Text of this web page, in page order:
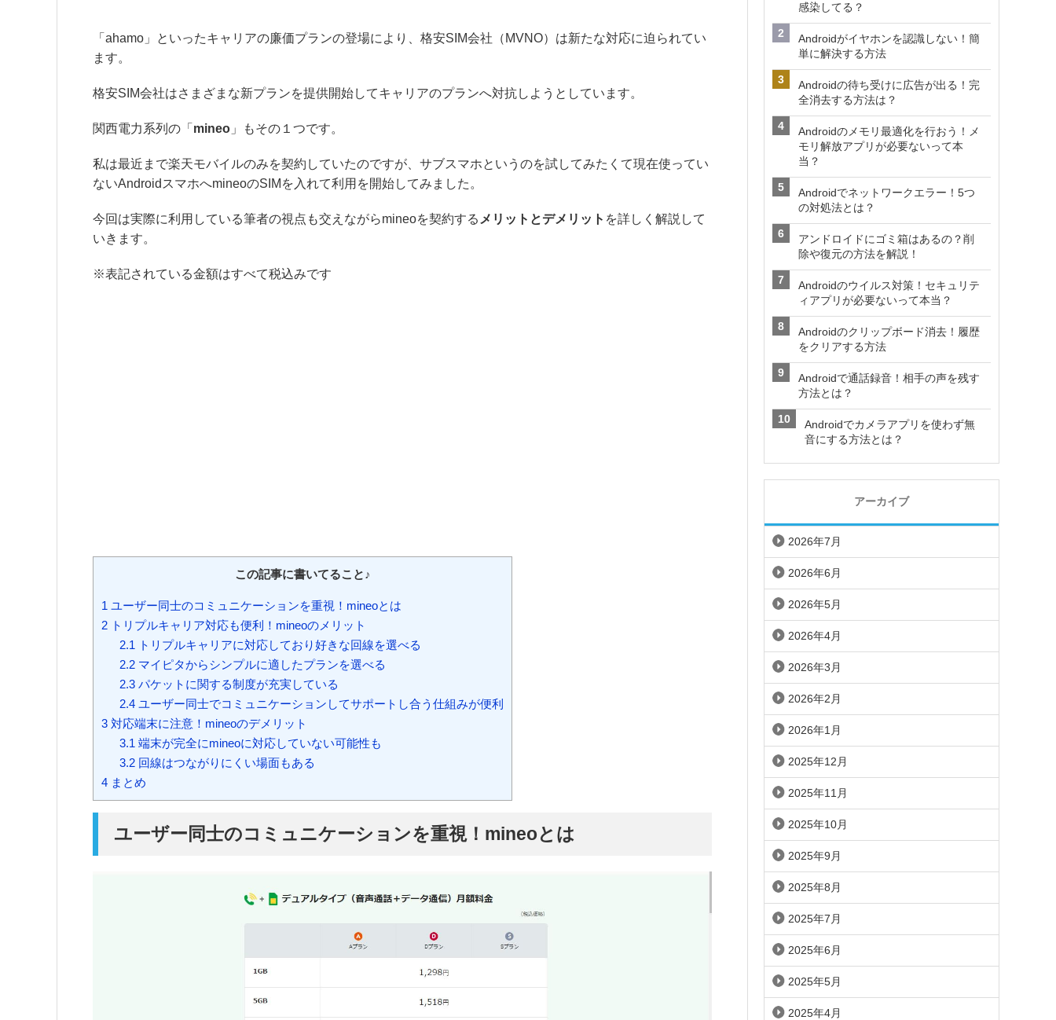
「ahamo」といったキャリアの廉価プランの登場により、格安SIM会社（MVNO）は新たな対応に迫られてい
ます。
格安SIM会社はさまざまな新プランを提供開始してキャリアのプランへ対抗しようとしています。
関西電力系列の「 mineo 」もその１つです。
私は最近まで楽天モバイルのみを契約していたのですが、サブスマホというのを試してみたくて現在使ってい
ないAndroidスマホへmineoのSIMを入れて利用を開始してみました。
今回は実際に利用している筆者の視点も交えながらmineoを契約する メリットとデメリット を詳しく解説して
いきます。
※表記されている金額はすべて税込みです
この記事に書いてること♪
1 ユーザー同士のコミュニケーションを重視！mineoとは
2 トリプルキャリア対応も便利！mineoのメリット
2.1 トリプルキャリアに対応しており好きな回線を選べる
2.2マイピタからシンプルに適したプランを選べる
2.3パケットに関する制度が充実している
2.4ユーザー同士でコミュニケーションしてサポートし合う仕組みが便利
3 対応端末に注意！mineoのデメリット
3.1 端末が完全にmineoに対応していない可能性も
3.2回線はつながりにくい場面もある
4 まとめ
ユーザー同士のコミュニケーションを重視！mineoとは
感染してる？
Androidがイヤホンを認識しない！簡
単に解決する方法
Androidの待ち受けに広告が出る！完
全消去する方法は？
Androidのメモリ最適化を行おう！メ
モリ解放アプリが必要ないって本
当？
Androidでネットワークエラー！5つ
の対処法とは？
アンドロイドにゴミ箱はあるの？削
除や復元の方法を解説！
Androidのウイルス対策！セキュリテ
ィアプリが必要ないって本当？
Androidのクリップボード消去！履歴
をクリアする方法
Androidで通話録音！相手の声を残す
方法とは？
Androidでカメラアプリを使わず無
音にする方法とは？
アーカイブ
2026年7月
2026年6月
2026年5月
2026年4月
2026年3月
2026年2月
2026年1月
2025年12月
2025年11月
2025年10月
2025年9月
2025年8月
2025年7月
2025年6月
2025年5月
2025年4月